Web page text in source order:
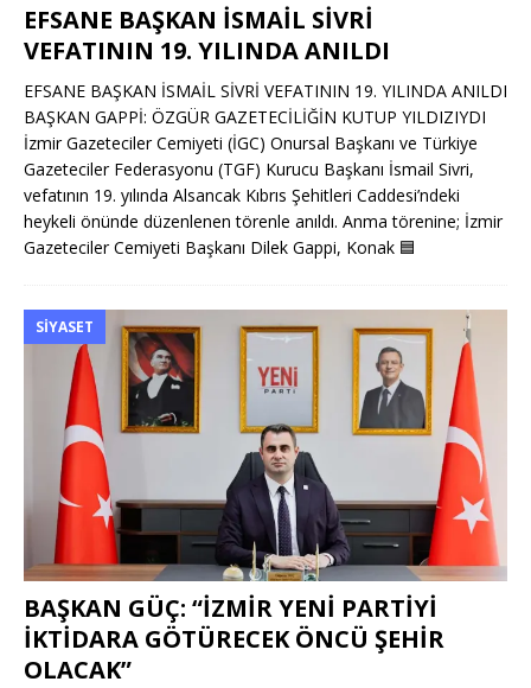
EFSANE BAŞKAN İSMAİL SİVRİ
VEFATININ 19. YILINDA ANILDI
EFSANE BAŞKAN İSMAİL SİVRİ VEFATININ 19. YILINDA ANILDI
BAŞKAN GAPPİ: ÖZGÜR GAZETECİLİĞİN KUTUP YILDIZIYDI
İzmir Gazeteciler Cemiyeti (İGC) Onursal Başkanı ve Türkiye
Gazeteciler Federasyonu (TGF) Kurucu Başkanı İsmail Sivri,
vefatının 19. yılında Alsancak Kıbrıs Şehitleri Caddesi’ndeki
heykeli önünde düzenlenen törenle anıldı. Anma törenine; İzmir
Gazeteciler Cemiyeti Başkanı Dilek Gappi, Konak 🟦
SIYASET
BAŞKAN GÜÇ: “İZMİR YENİ PARTİYİ
İKTİDARA GÖTÜRECEK ÖNCÜ ŞEHİR
OLACAK”